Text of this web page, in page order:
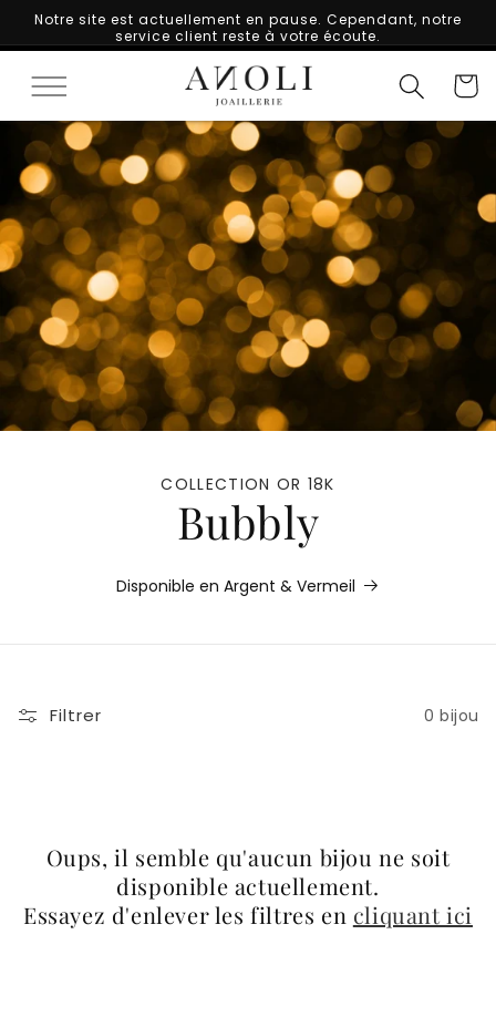
PASSER
AU
Notre site est actuellement en pause. Cependant, notre
service client reste à votre écoute.
Panier
COLLECTION OR 18K
Bubbly
Disponible en Argent & Vermeil
Filtrer 0 bijou
Oups, il semble qu'aucun bijou ne soit
disponible actuellement.
Essayez d'enlever les filtres en cliquant ici